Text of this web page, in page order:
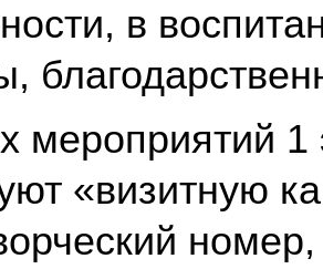
в
мероприятий 1
«визитную